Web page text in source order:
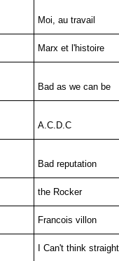
Moi, au travail
Marx et l'histoire
Bad as we can be
A.C.D.C
Bad reputation
the Rocker
Francois villon
I Can't think straight